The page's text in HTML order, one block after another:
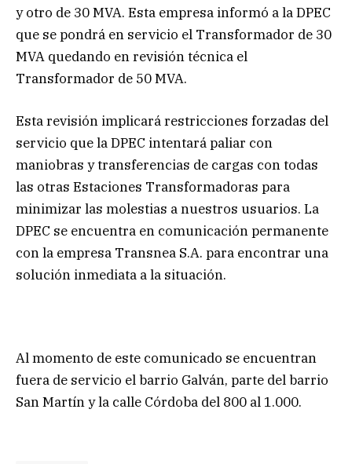
y otro de 30 MVA. Esta empresa informó a la DPEC
que se pondrá en servicio el Transformador de 30
MVA quedando en revisión técnica el
Transformador de 50 MVA.
Esta revisión implicará restricciones forzadas del
servicio que la DPEC intentará paliar con
maniobras y transferencias de cargas con todas
las otras Estaciones Transformadoras para
minimizar las molestias a nuestros usuarios. La
DPEC se encuentra en comunicación permanente
con la empresa Transnea S.A. para encontrar una
solución inmediata a la situación.
Al momento de este comunicado se encuentran
fuera de servicio el barrio Galván, parte del barrio
San Martín y la calle Córdoba del 800 al 1.000.